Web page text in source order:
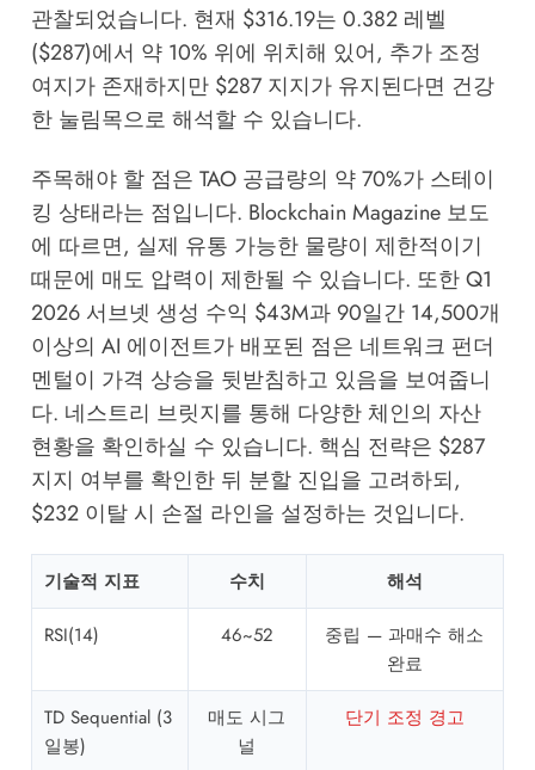
관찰되었습니다. 현재 $316.19는 0.382 레벨
($287)에서 약 10% 위에 위치해 있어, 추가 조정
여지가 존재하지만 $287 지지가 유지된다면 건강
한 눌림목으로 해석할 수 있습니다.
주목해야 할 점은 TAO 공급량의 약 70%가 스테이
킹 상태라는 점입니다. Blockchain Magazine보도
에 따르면, 실제 유통 가능한 물량이 제한적이기
때문에 매도 압력이 제한될 수 있습니다. 또한 Q1
2026 서브넷 생성 수익 $43M과 90일간 14,500개
이상의 AI 에이전트가 배포된 점은 네트워크 펀더
멘털이 가격 상승을 뒷받침하고 있음을 보여줍니
다. 네스트리 브릿지를 통해 다양한 체인의 자산
현황을 확인하실 수 있습니다. 핵심 전략은 $287
지지 여부를 확인한 뒤 분할 진입을 고려하되,
$232 이탈 시 손절 라인을 설정하는 것입니다.
기술적 지표 수치 해석
RSI(14) 46~52
중립 — 과매수 해소
완료
TD Sequential (3
일봉)
매도 시그
널
단기 조정 경고